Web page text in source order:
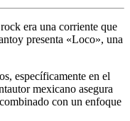
era una corriente que
presenta «Loco», una
específicamente en el
mexicano asegura
con un enfoque